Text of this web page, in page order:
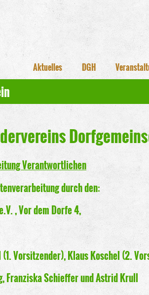
Aktuelles DGH
Verantwortlichen
durch den:
, Vor dem Dorfe 4,
Vorsitzender), Klaus Koschel (2.
Schieffer und